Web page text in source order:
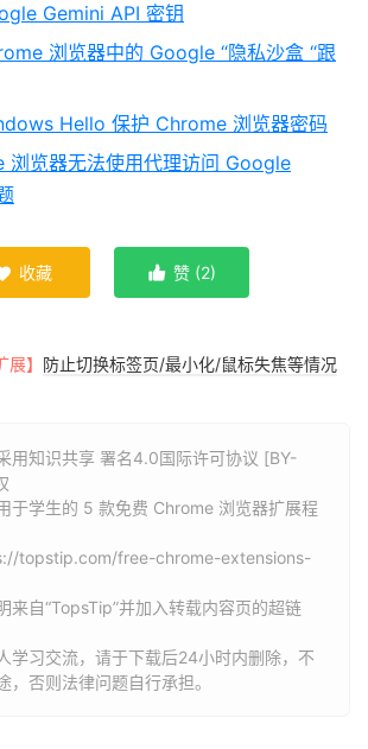
Gemini API 密钥
浏览器中的 Google “隐私沙盒 “跟
Hello 保护 Chrome 浏览器密码
浏览器无法使用代理访问 Google
收藏  赞 (2)
展】 防止切换标签页/最小化/鼠标失焦等情况
用知识共享 署名4.0国际许可协议 [BY-
于学生的 5 款免费 Chrome 浏览器扩展程
topstip.com/free-chrome-extensions-
来自“TopsTip”并加入转载内容页的超链
学习交流，请于下载后24小时内删除，不
，否则法律问题自行承担。